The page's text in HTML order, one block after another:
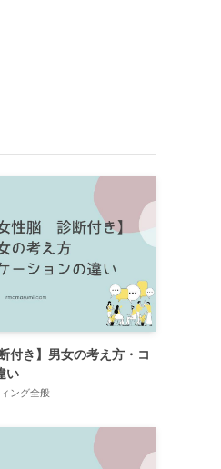
付き】男女の考え方・コ
い
ング全般